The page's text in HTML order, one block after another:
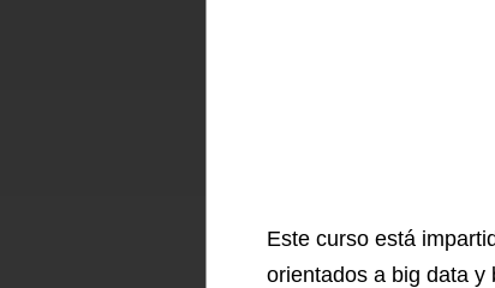
Este curso está
orientados a big data y